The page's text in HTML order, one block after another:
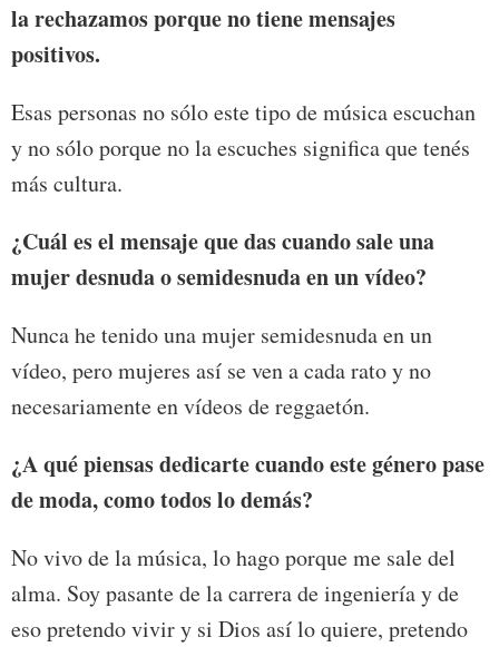
la rechazamos porque no tiene mensajes
positivos.
Esas personas no sólo este tipo de música escuchan
y no sólo porque no la escuches significa que tenés
más cultura.
¿Cuál es el mensaje que das cuando sale una
mujer desnuda o semidesnuda en un vídeo?
Nunca he tenido una mujer semidesnuda en un
vídeo, pero mujeres así se ven a cada rato y no
necesariamente en vídeos de reggaetón.
¿A qué piensas dedicarte cuando este género pase
de moda, como todos lo demás?
No vivo de la música, lo hago porque me sale del
alma. Soy pasante de la carrera de ingeniería y de
eso pretendo vivir y si Dios así lo quiere, pretendo